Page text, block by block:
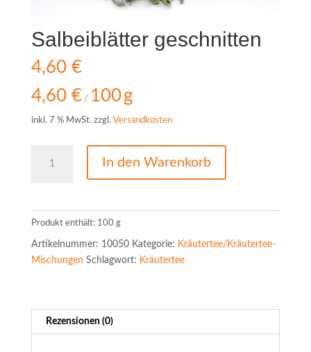
Salbeiblätter geschnitten
4,60 €
4,60 €/ 100g
inkl. 7 % MwSt. zzgl. Versandkosten
geschnitten
In den Warenkorb
Produkt enthält: 100 g
Artikelnummer: 10050 Kategorie: Kräutertee/Kräutertee-
Mischungen Schlagwort: Kräutertee
Rezensionen (0)